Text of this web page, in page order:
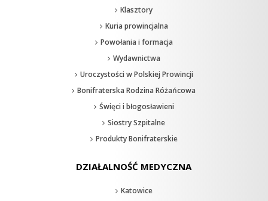
Klasztory
Kuria prowincjalna
Powołania i formacja
Wydawnictwa
Uroczystości w Polskiej Prowincji
Bonifraterska Rodzina Różańcowa
Święci i błogosławieni
Siostry Szpitalne
Produkty Bonifraterskie
DZIAŁALNOŚĆ MEDYCZNA
Katowice